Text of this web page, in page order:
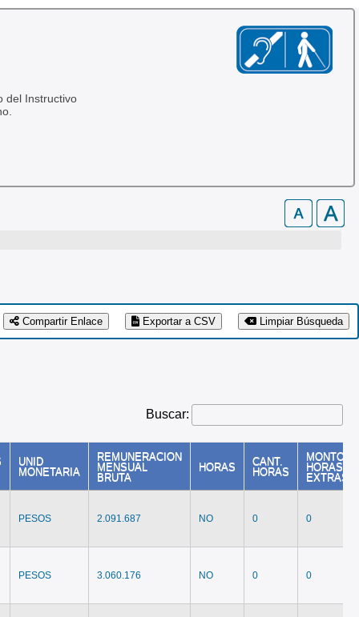
del Instructivo
Limpiar Búsqueda
Exportar a CSV
Compartir Enlace
Buscar:
UNID
MONETARIA
REMUNERACION
MENSUAL
BRUTA
HORAS
CANT.
HORAS
MONTO
HORAS
EXTRAS
PESOS 2.091.687 NO 0 0
PESOS 3.060.176 NO 0 0